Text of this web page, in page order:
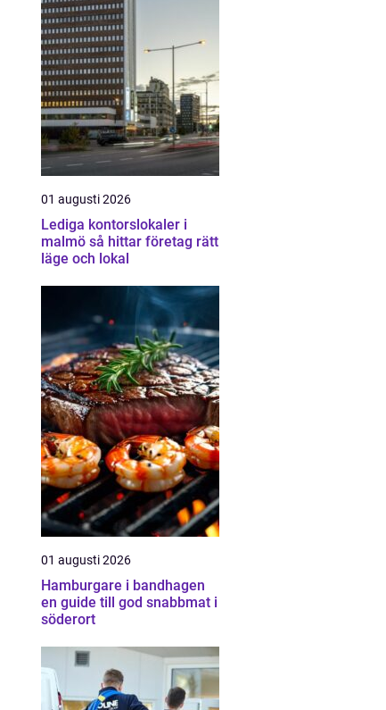
01 augusti 2026
Lediga kontorslokaler i
malmö så hittar företag rätt
läge och lokal
01 augusti 2026
Hamburgare i bandhagen
en guide till god snabbmat i
söderort